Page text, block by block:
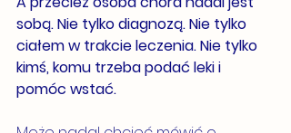
sobą. Nie tylko diagnozą. Nie tylko
ciałem w trakcie leczenia. Nie tylko
kimś, komu trzeba podać leki i
pomóc wstać.